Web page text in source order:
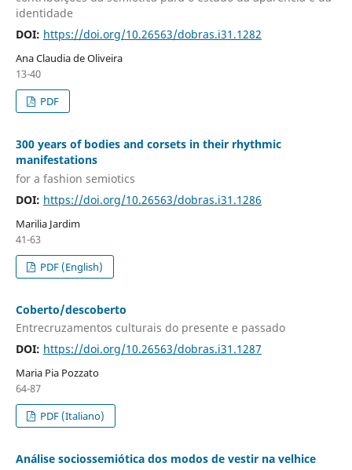
identidade
DOI: https://doi.org/10.26563/dobras.i31.1282
Ana Claudia de Oliveira
13-40
PDF
300 years of bodies and corsets in their rhythmic
manifestations
for a fashion semiotics
DOI: https://doi.org/10.26563/dobras.i31.1286
Marilia Jardim
41-63
PDF (English)
Coberto/descoberto
Entrecruzamentos culturais do presente e passado
DOI: https://doi.org/10.26563/dobras.i31.1287
Maria Pia Pozzato
64-87
PDF (Italiano)
Análise sociossemiótica dos modos de vestir na velhice